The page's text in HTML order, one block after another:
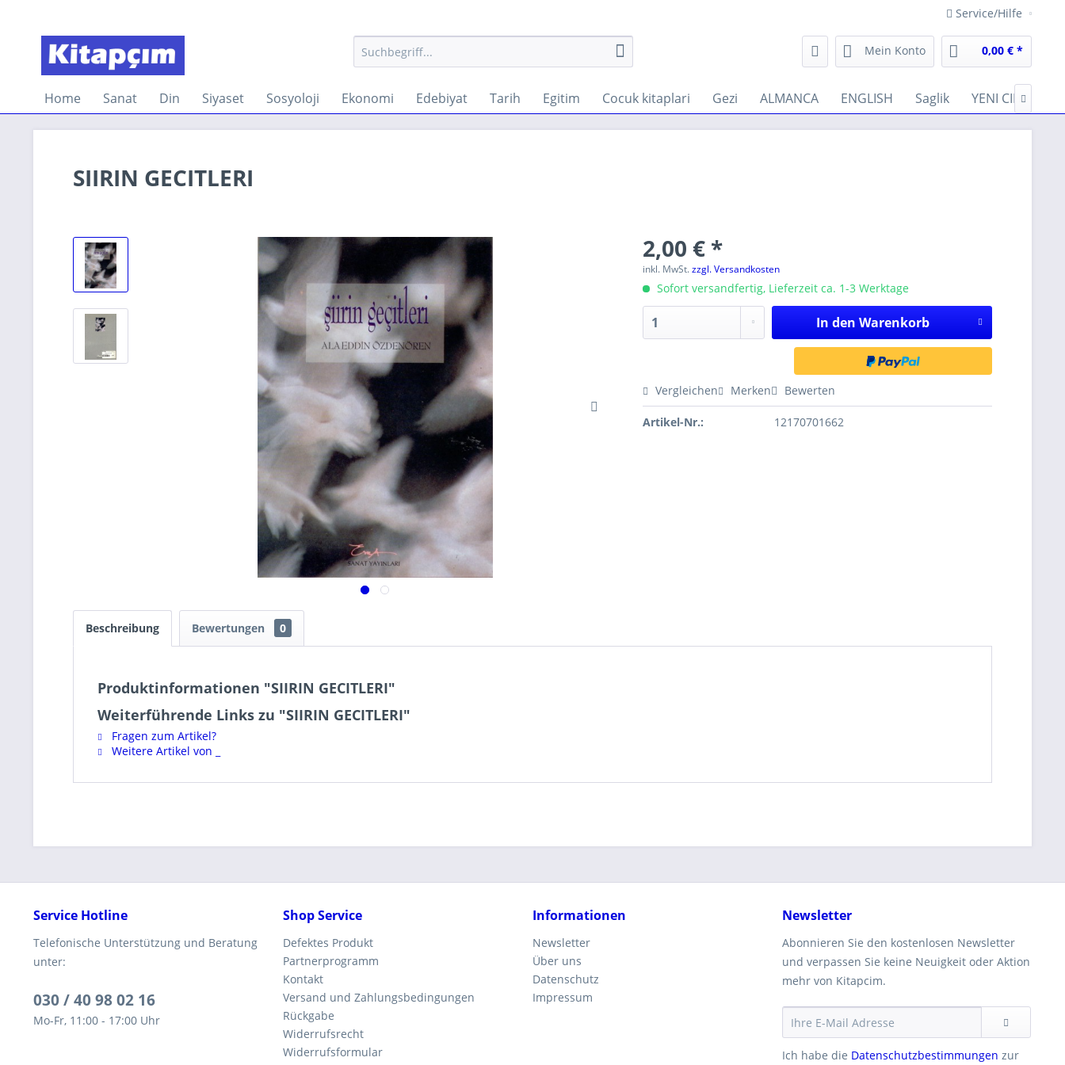
Service/Hilfe
Mein Konto 0,00 € *
Home Sanat Din Siyaset Sosyoloji Ekonomi Edebiyat Tarih Egitim Cocuk kitaplari Gezi ALMANCA ENGLISH Saglik YENI CIKANLAR

SIIRIN GECITLERI
2,00 € *
inkl. MwSt.zzgl. Versandkosten
Sofort versandfertig, Lieferzeit ca. 1-3 Werktage
In den Warenkorb
Vergleichen Merken Bewerten
Artikel-Nr.: 12170701662
Beschreibung Bewertungen 0
Produktinformationen "SIIRIN GECITLERI"
Weiterführende Links zu "SIIRIN GECITLERI"
Fragen zum Artikel?
Weitere Artikel von _
Service Hotline
Telefonische Unterstützung und Beratung
unter:
030 / 40 98 02 16
Mo-Fr, 11:00 - 17:00 Uhr
Shop Service
Defektes Produkt
Partnerprogramm
Kontakt
Versand und Zahlungsbedingungen
Rückgabe
Widerrufsrecht
Widerrufsformular
Informationen
Newsletter
Über uns
Datenschutz
Impressum
Newsletter
Abonnieren Sie den kostenlosen Newsletter
und verpassen Sie keine Neuigkeit oder Aktion
mehr von Kitapcim.
Ich habe die Datenschutzbestimmungen zur